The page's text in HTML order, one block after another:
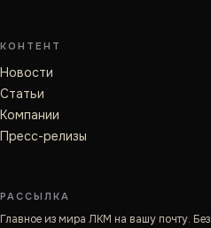
КОНТЕНТ
Новости
Статьи
Компании
Пресс-релизы
РАССЫЛКА
Главное из мира ЛКМ на вашу почту.